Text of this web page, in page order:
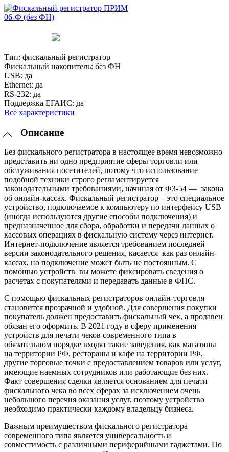
Тип: фискальный регистратор
Фискальный накопитель: без ФН
USB: да
Ethernet: да
RS-232: да
Поддержка ЕГАИС: да
Все характеристики
Описание
Без фискального регистратора в настоящее время невозможно
представить ни одно предприятие сферы торговли или
обслуживания посетителей, потому что использование
подобной техники строго регламентируется
законодательными требованиями, начиная от ФЗ-54 — закона
об онлайн-кассах. Фискальный регистратор – это специальное
устройство, подключаемое к компьютеру по интерфейсу USB
(иногда используются другие способы подключения) и
предназначенное для сбора, обработки и передачи данных о
кассовых операциях в фискальную систему через интернет.
Интернет-подключение является требованием последней
версии законодательного решения, касается как раз онлайн-
кассах, но подключение может быть не постоянным. С
помощью устройств вы можете фиксировать сведения о
расчетах с покупателями и передавать данные в ФНС.
С помощью фискальных регистраторов онлайн-торговля
становится прозрачной и удобной. Для совершения покупки
покупатель должен предоставить фискальный чек, а продавец
обязан его оформить. В 2021 году в сферу применения
устройств для печати чеков современного типа в
обязательном порядке входят такие заведения, как магазины
на территории РФ, рестораны и кафе на территории РФ,
другие торговые точки с предоставлением товаров или услуг,
имеющие наемных сотрудников или работающие без них.
Факт совершения сделки является основанием для печати
фискального чека во всех сферах за исключением очень
небольшого перечня оказания услуг, поэтому устройство
необходимо практически каждому владельцу бизнеса.
Важным преимуществом фискального регистратора
современного типа является универсальность и
совместимость с различными периферийными гаджетами. По